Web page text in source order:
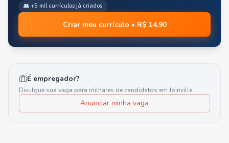
👥 +5 mil currículos já criados
Criar meu currículo • R$ 14,90
É empregador?
Divulgue sua vaga para milhares de candidatos em Joinville.
Anunciar minha vaga